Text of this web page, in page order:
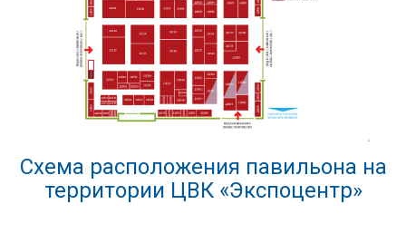
Схема расположения павильона на
территории ЦВК «Экспоцентр»